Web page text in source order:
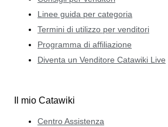
Linee guida per categoria
Termini di utilizzo per venditori
Programma di affiliazione
Diventa un Venditore Catawiki Live
Il mio Catawiki
Centro Assistenza